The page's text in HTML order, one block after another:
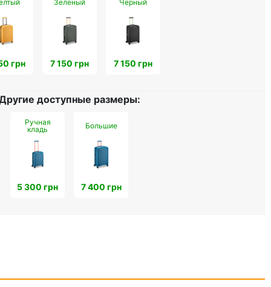
грн
Зеленый
7 150 грн
Черный
7 150 грн
доступные размеры:
Ручная
кладь
5 300 грн
Большие
7 400 грн